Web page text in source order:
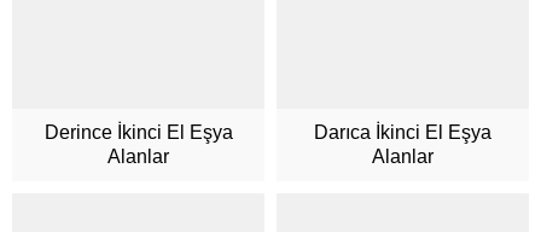
Derince İkinci El Eşya
Alanlar
Darıca İkinci El Eşya
Alanlar